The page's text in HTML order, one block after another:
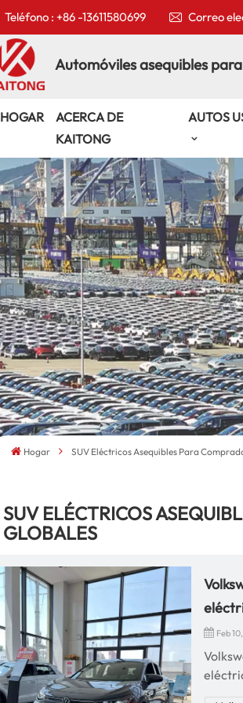
Teléfono : +86 -13611580699 Correo
Automóviles asequibles
HOGAR
ACERCA DE
KAITONG
AUTOS
Hogar SUV Eléctricos Asequibles Para
SUV ELÉCTRICOS
GLOBALES
Feb